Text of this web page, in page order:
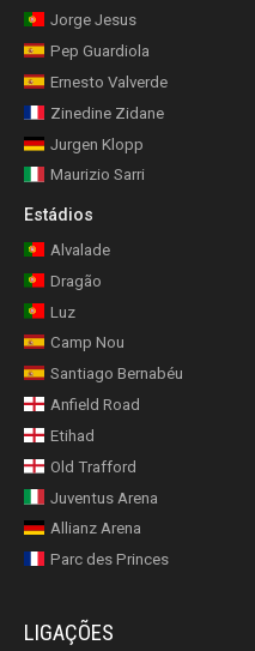
Jorge Jesus
Pep Guardiola
Ernesto Valverde
Zinedine Zidane
Jurgen Klopp
Maurizio Sarri
Estádios
Alvalade
Dragão
Luz
Camp Nou
Santiago Bernabéu
Anfield Road
Etihad
Old Trafford
Juventus Arena
Allianz Arena
Parc des Princes
LIGAÇÕES